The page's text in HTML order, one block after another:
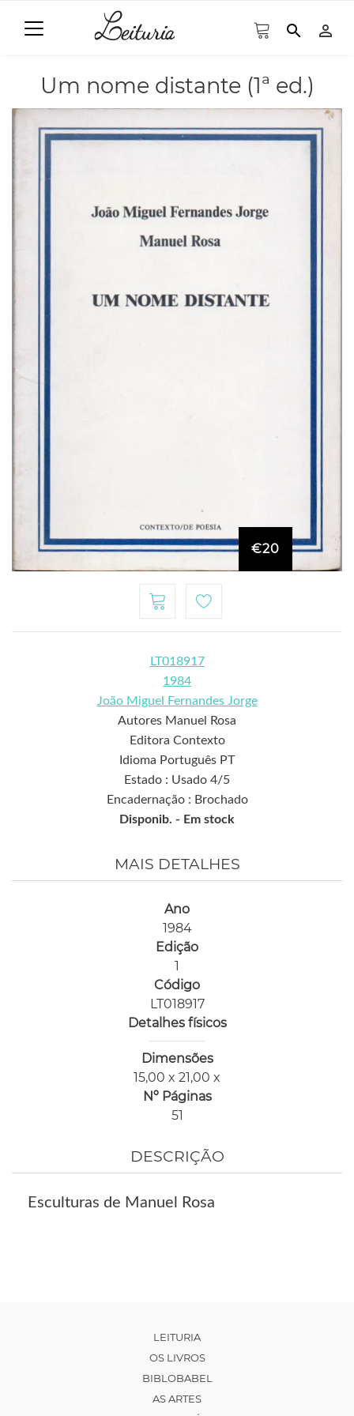
search person_outline
Um nome distante (1ª ed.)
€20
LT018917
1984
João Miguel Fernandes Jorge
Autores Manuel Rosa
Editora Contexto
Idioma Português PT
Estado : Usado 4/5
Encadernação : Brochado
Disponib. - Em stock
MAIS DETALHES
Ano
1984
Edição
1
Código
LT018917
Detalhes físicos
Dimensões
15,00 x 21,00 x
Nº Páginas
51
DESCRIÇÃO
Esculturas de Manuel Rosa
LEITURIA
OS LIVROS
BIBLOBABEL
AS ARTES